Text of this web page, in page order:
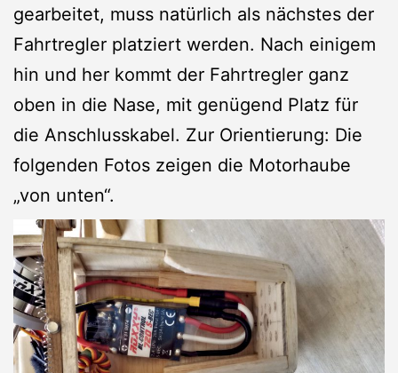
gearbeitet, muss natürlich als nächstes der
Fahrtregler platziert werden. Nach einigem
hin und her kommt der Fahrtregler ganz
oben in die Nase, mit genügend Platz für
die Anschlusskabel. Zur Orientierung: Die
folgenden Fotos zeigen die Motorhaube
„von unten“.